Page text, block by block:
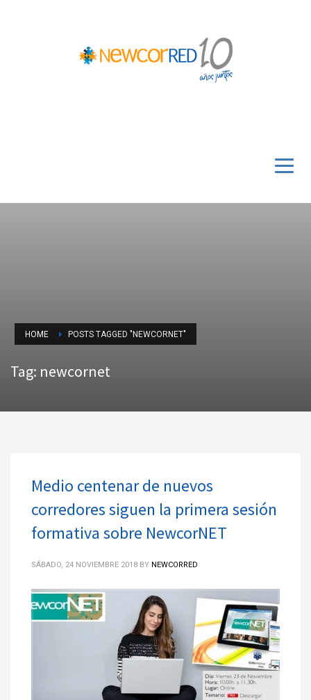
HOME POSTS TAGGED "NEWCORNET"
Tag: newcornet
Medio centenar de nuevos
corredores siguen la primera sesión
formativa sobre NewcorNET
SÁBADO, 24 NOVIEMBRE 2018 BY NEWCORRED